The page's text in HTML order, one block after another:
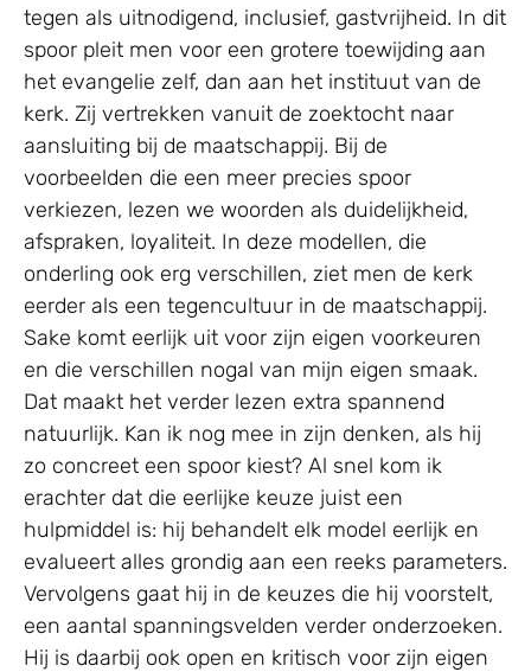
tegen als uitnodigend, inclusief, gastvrijheid. In dit
spoor pleit men voor een grotere toewijding aan
het evangelie zelf, dan aan het instituut van de
kerk. Zij vertrekken vanuit de zoektocht naar
aansluiting bij de maatschappij. Bij de
voorbeelden die een meer precies spoor
verkiezen, lezen we woorden als duidelijkheid,
afspraken, loyaliteit. In deze modellen, die
onderling ook erg verschillen, ziet men de kerk
eerder als een tegencultuur in de maatschappij.
Sake komt eerlijk uit voor zijn eigen voorkeuren
en die verschillen nogal van mijn eigen smaak.
Dat maakt het verder lezen extra spannend
natuurlijk. Kan ik nog mee in zijn denken, als hij
zo concreet een spoor kiest? Al snel kom ik
erachter dat die eerlijke keuze juist een
hulpmiddel is: hij behandelt elk model eerlijk en
evalueert alles grondig aan een reeks parameters.
Vervolgens gaat hij in de keuzes die hij voorstelt,
een aantal spanningsvelden verder onderzoeken.
Hij is daarbij ook open en kritisch voor zijn eigen